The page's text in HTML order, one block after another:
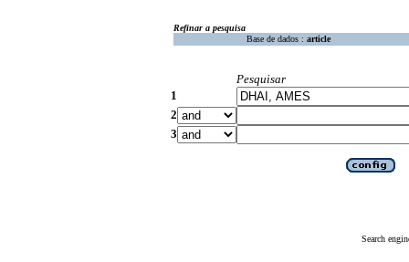
Refinar a pesquisa
Base de dados : article
Pesquisar
1
2
3
Search